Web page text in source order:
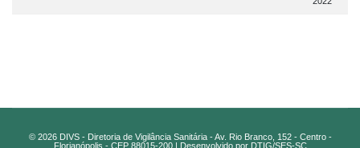
© 2026 DIVS - Diretoria de Vigilância Sanitária - Av. Rio Branco, 152 - Centro -
Florianópolis - CEP 88015-200 | Desenvolvido por DTIG/SES-SC